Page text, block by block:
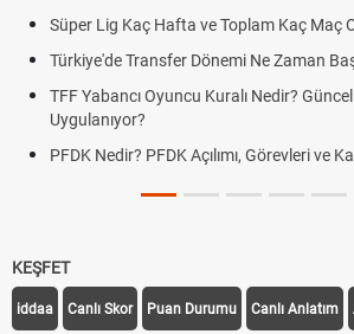
Süper Lig Kaç Hafta ve Toplam Kaç Maç
Türkiye'de Transfer Dönemi Ne Zaman
TFF Yabancı Oyuncu Kuralı Nedir?
Uygulanıyor?
PFDK Nedir? PFDK Açılımı, Görevleri ve
KEŞFET
iddaa Canlı Skor Puan Durumu Canlı Anlatım